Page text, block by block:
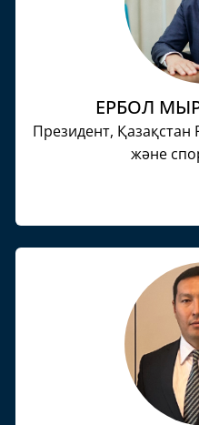
ЕРБОЛ
Президент,
және